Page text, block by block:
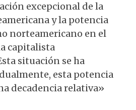
excepcional de la
y la potencia
norteamericano en el
capitalista
situación se ha
esta potencia
decadencia relativa»